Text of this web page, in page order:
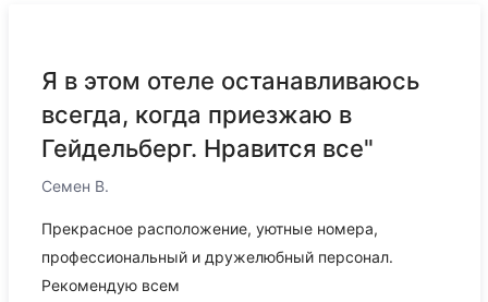
Я в этом отеле останавливаюсь
всегда, когда приезжаю в
Гейдельберг. Нравится все"
Семен В.
Прекрасное расположение, уютные номера,
профессиональный и дружелюбный персонал.
Рекомендую всем